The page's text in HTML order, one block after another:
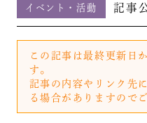
イベント・活動 記事
この記事は最終更新日
す。
記事の内容やリンク先
る場合がありますので